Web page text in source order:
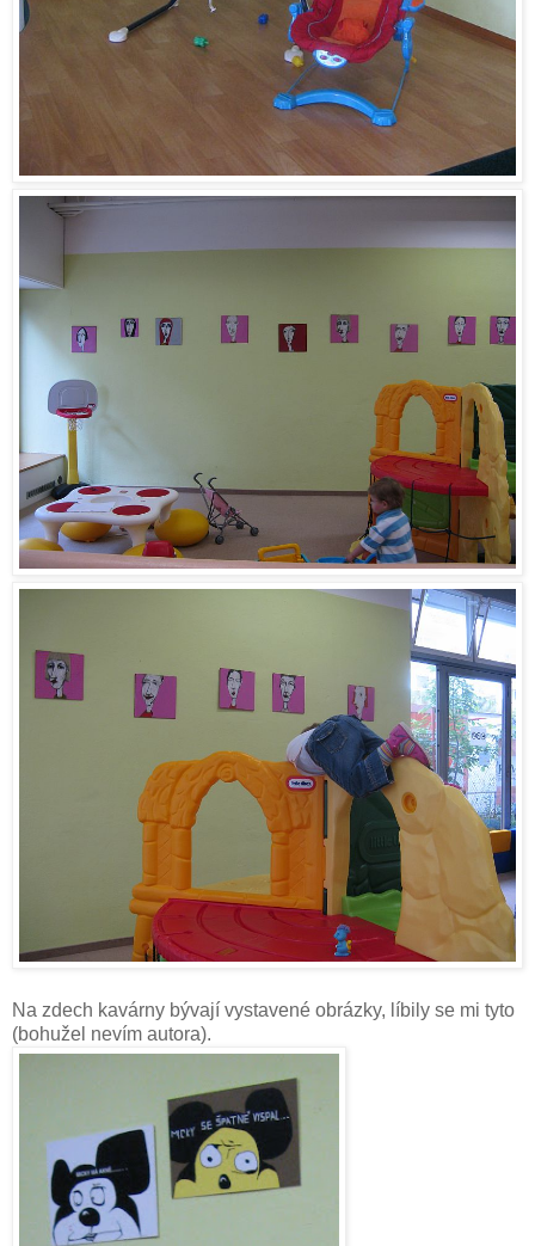
Na zdech kavárny bývají vystavené obrázky, líbily se mi tyto
(bohužel nevím autora).